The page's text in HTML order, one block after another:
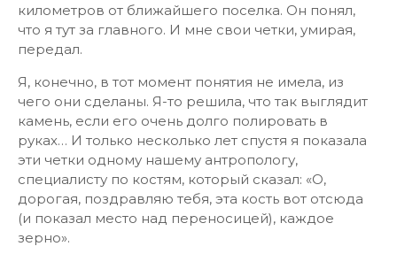
километров от ближайшего поселка. Он понял,
что я тут за главного. И мне свои четки, умирая,
передал.
Я, конечно, в тот момент понятия не имела, из
чего они сделаны. Я-то решила, что так выглядит
камень, если его очень долго полировать в
руках… И только несколько лет спустя я показала
эти четки одному нашему антропологу,
специалисту по костям, который сказал: «О,
дорогая, поздравляю тебя, эта кость вот отсюда
(и показал место над переносицей), каждое
зерно».